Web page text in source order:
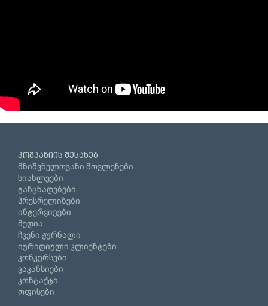
კომპანიის შესახებ
მნიშვნელოვანი მოვლენები
სიახლეები
განცხადებები
პრესრელიზები
ინტერვიუები
მედია
ჩვენი ჟურნალი
იურიდიული კლიენტები
კონკურსები
ვაკანსიები
კონტაქტი
ოფისები